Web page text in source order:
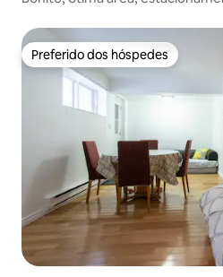
Preferido dos hóspedes
Preferido dos hóspedes